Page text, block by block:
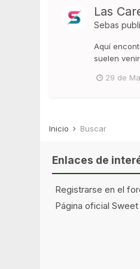
Las
Sebas
Aquí
suelen
29 de
Inicio Buscar
Enlaces de
Registrarse en el
Página oficial